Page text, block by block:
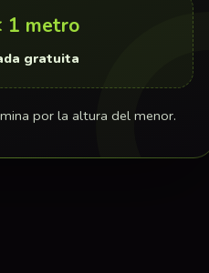
1 metro
gratuita
por la altura del menor.